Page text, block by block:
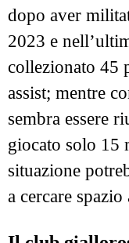
dopo aver
2023 e
collezionato 45
assist; mentre
sembra essere
giocato solo 15
situazione
a cercare